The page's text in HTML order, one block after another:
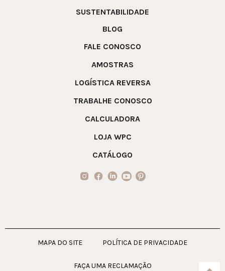
SUSTENTABILIDADE
BLOG
FALE CONOSCO
AMOSTRAS
LOGÍSTICA REVERSA
TRABALHE CONOSCO
CALCULADORA
LOJA WPC
CATÁLOGO
MAPA DO SITE POLÍTICA DE PRIVACIDADE
FAÇA UMA RECLAMAÇÃO